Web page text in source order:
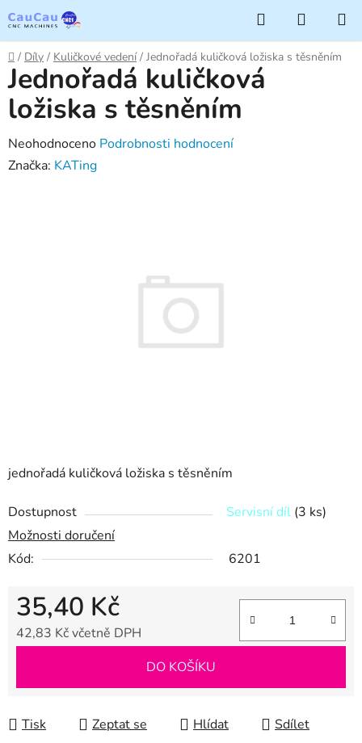
na
obsah
Hledat
KOŠÍK
Domů
/ Díly / Kuličkové vedení / Jednořadá kuličková ložiska s těsněním
jednořadá kuličková ložiska s těsněním
Dostupnost Servisní díl (3 ks)
Možnosti doručení
Kód:
6201
35,40 Kč
42,83 Kč včetně DPH
DO KOŠÍKU
Tisk Zeptat se Hlídat Sdílet
Jednořadá kuličková
ložiska s těsněním
Průměrné
hodnocení
Neohodnoceno Podrobnosti hodnocení
Značka: KATing